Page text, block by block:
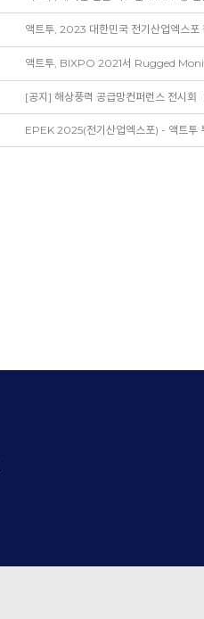
액트투, 2023 대한민국 전기산업엑스
액트투, BIXPO 2021서 Rugged
[공지] 해상풍력 공급망컨퍼런스 전시회
EPEK 2025(전기산업엑스포) - 액트투